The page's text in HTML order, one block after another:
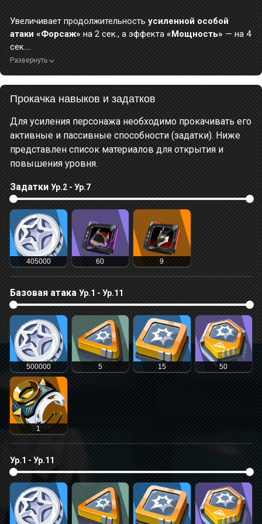
достаточно... Или нет? Ещё одно "Нитро-топливо" сюда,
пожалуйста!»
Увеличивает продолжительность усиленной особой
атаки «Форсаж» на 2 сек., а эффекта «Мощность» — на 4
сек.
не напрягаться.
Но сейчас глаза девушки широко распахиваются и загораются:
Развернуть
Прокачка навыков и задатков
Для усиления персонажа необходимо прокачивать его
активные и пассивные способности (задатки). Ниже
представлен список материалов для открытия и
повышения уровня.
Задатки Ур.2 - Ур.7
405000 60 9
Базовая атака Ур.1 - Ур.11
500000 5 15 50
1
Ур.1 - Ур.11